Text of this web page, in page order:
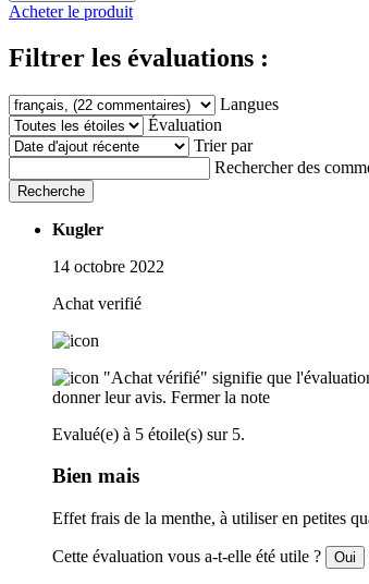
Acheter le produit
Filtrer les évaluations :
Langues
Évaluation
Trier par
Rechercher des
Recherche
Kugler
14 octobre 2022
Achat verifié
"Achat vérifié" signifie que
donner leur avis. Fermer la note
Evalué(e) à 5 étoile(s) sur 5.
Bien mais
Effet frais de la menthe, à utiliser en petites
Cette évaluation vous a-t-elle été utile ? Oui